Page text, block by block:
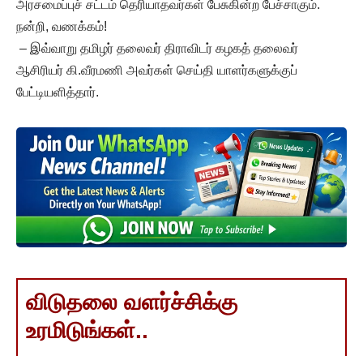
அரசமைப்புச் சட்டம் தெரியாதவர்கள் பேசுகின்ற பேச்சாகும்.
நன்றி, வணக்கம்!
– இவ்வாறு தமிழர் தலைவர் திராவிடர் கழகத் தலைவர்
ஆசிரியர் கி.வீரமணி அவர்கள் செய்தி யாளர்களுக்குப்
பேட்டியளித்தார்.
விடுதலை வளர்ச்சிக்கு
உரமிடுங்கள்..